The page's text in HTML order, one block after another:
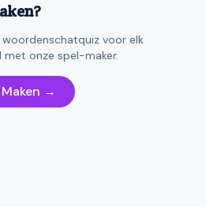
voor elk
onze spel-maker.
→